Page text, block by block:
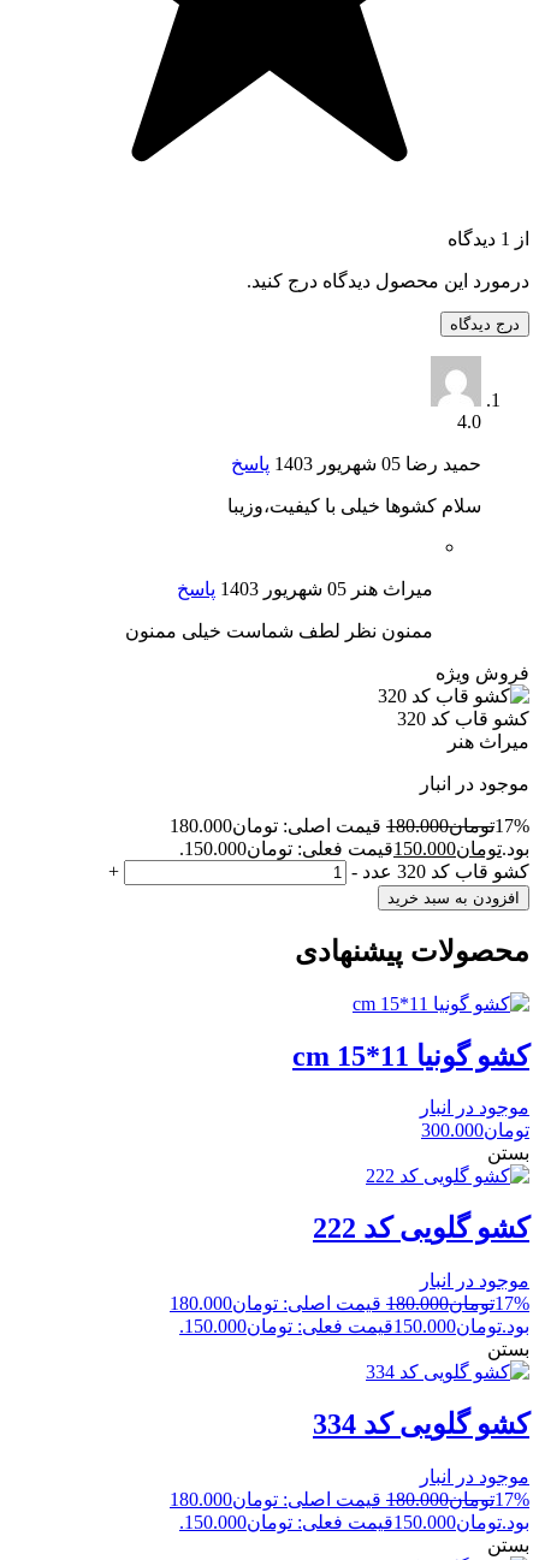
از 1 دیدگاه
درمورد این محصول دیدگاه درج کنید.
درج دیدگاه
4.0
حمید رضا 05 شهریور 1403 پاسخ
سلام کشوها خیلی با کیفیت،وزیبا
میراث هنر 05 شهریور 1403 پاسخ
ممنون نظر لطف شماست خیلی ممنون
فروش ویژه
کشو قاب کد 320
میراث هنر
موجود در انبار
17%تومان180.000
قیمت اصلی: تومان180.000
بود.تومان150.000قیمت فعلی: تومان150.000.
کشو قاب کد 320 عدد
-
+
افزودن به سبد خرید
محصولات پیشنهادی
کشو گونیا 11*15 cm
موجود در انبار
تومان300.000
بستن
کشو گلویی کد 222
موجود در انبار
17%تومان180.000
قیمت اصلی: تومان180.000
بود.تومان150.000قیمت فعلی: تومان150.000.
بستن
کشو گلویی کد 334
موجود در انبار
17%تومان180.000
قیمت اصلی: تومان180.000
بود.تومان150.000قیمت فعلی: تومان150.000.
بستن